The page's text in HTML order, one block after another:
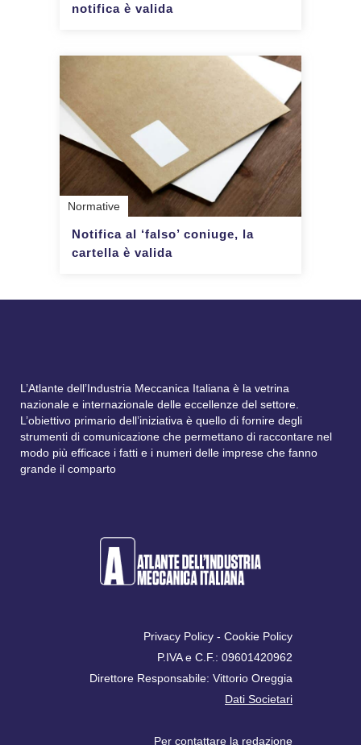
notifica è valida
Normative
Notifica al ‘falso’ coniuge, la
cartella è valida
L’Atlante dell’Industria Meccanica Italiana è la vetrina
nazionale e internazionale delle eccellenze del settore.
L’obiettivo primario dell’iniziativa è quello di fornire degli
strumenti di comunicazione che permettano di raccontare nel
modo più efficace i fatti e i numeri delle imprese che fanno
grande il comparto
Privacy Policy - Cookie Policy
P.IVA e C.F.: 09601420962
Direttore Responsabile: Vittorio Oreggia
Dati Societari
Per contattare la redazione